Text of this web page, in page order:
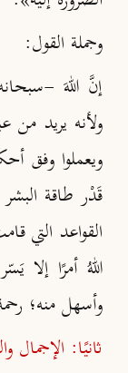
وجملة القول:
إنَّ اللهَ -
ولأنه يريد من
ويعملوا وفق
قَدْر طاقة
القواعد التي
اللهُ أمرًا إلا
وأسهل منه؛
ثانيًا: الإجمال